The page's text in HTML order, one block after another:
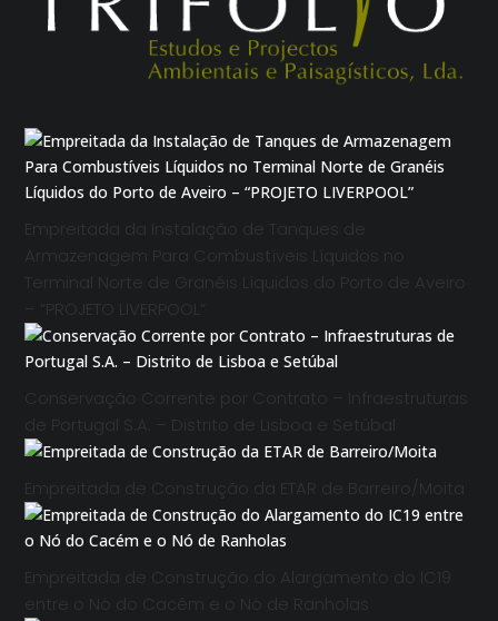
Empreitada da Instalação de Tanques de
Armazenagem Para Combustíveis Líquidos no
Terminal Norte de Granéis Líquidos do Porto de Aveiro
– “PROJETO LIVERPOOL”
Conservação Corrente por Contrato – Infraestruturas
de Portugal S.A. – Distrito de Lisboa e Setúbal
Empreitada de Construção da ETAR de Barreiro/Moita
Empreitada de Construção do Alargamento do IC19
entre o Nó do Cacém e o Nó de Ranholas